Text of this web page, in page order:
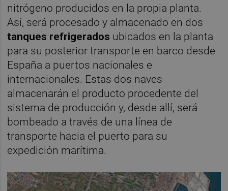
nitrógeno producidos en la propia planta.
Así, será procesado y almacenado en dos
tanques refrigerados ubicados en la planta
para su posterior transporte en barco desde
España a puertos nacionales e
internacionales. Estas dos naves
almacenarán el producto procedente del
sistema de producción y, desde allí, será
bombeado a través de una línea de
transporte hacia el puerto para su
expedición marítima.